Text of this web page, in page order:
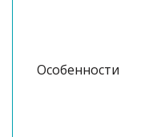
Особенности